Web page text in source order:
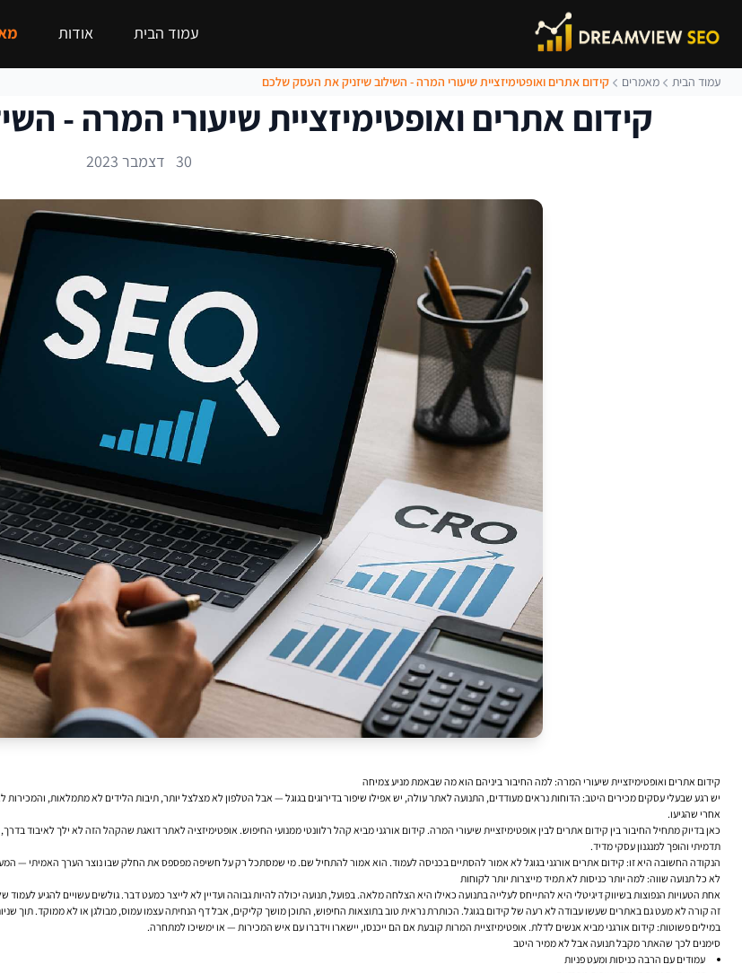
עמוד הבית אודות
עמוד הבית מאמרים קידום אתרים ואופטימיזציית שיעורי המרה - השילוב שיזניק את העסק שלכם
קידום אתרים ואופטימיזציית שיעורי המרה -
30 דצמבר 2023
קידום אתרים ואופטימיזציית שיעורי המרה: למה החיבור ביניהם הוא מה שבאמת מניע צמיחה
יש רגע שבעלי עסקים מכירים היטב: הדוחות נראים מעודדים, התנועה לאתר עולה, יש אפילו שיפור בדירוגים בגוגל — אבל הטלפון לא מצלצל יותר, תיבות הלידים לא מתמלאות,
אחרי שהגיעו.
כאן בדיוק מתחיל החיבור בין קידום אתריםלבין אופטימיזציית שיעורי המרה. קידום אורגני מביא קהל רלוונטי ממנועי החיפוש. אופטימיזציה לאתר דואגת שהקהל הזה לא ילך לאיבוד
תדמיתי והופך למנגנון עסקי מדיד.
הנקודה החשובה היא זו: קידום אתרים אורגני בגוגל לא אמור להסתיים בכניסה לעמוד. הוא אמור להתחיל שם. מי שמסתכל רק על חשיפה מפספס את החלק שבו נוצר הערך האמיתי —
לא כל תנועה שווה: למה יותר כניסות לא תמיד מייצרות יותר לקוחות
אחת הטעויות הנפוצות בשיווק דיגיטלי היא להתייחס לעלייה בתנועה כאילו היא הצלחה מלאה. בפועל, תנועה יכולה להיות גבוהה ועדיין לא לייצר כמעט דבר. גולשים עשויים להגיע
זה קורה לא מעט גם באתרים שעשו עבודה לא רעה של קידום בגוגל. הכותרת נראית טוב בתוצאות החיפוש, התוכן מושך קליקים, אבל דף הנחיתה עצמו עמוס, מבולגן או לא ממוקד. תוך
במילים פשוטות: קידום אורגני מביא אנשים לדלת. אופטימיזציית המרות קובעת אם הם ייכנסו, יישארו וידברו עם איש המכירות — או ימשיכו למתחרה.
סימנים לכך שהאתר מקבל תנועה אבל לא ממיר היטב
עמודים עם הרבה כניסות ומעט פניות